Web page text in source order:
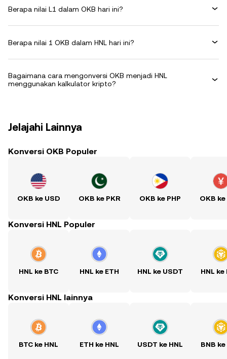
Berapa nilai L1 dalam OKB hari ini?
Berapa nilai 1 OKB dalam HNL hari ini?
Bagaimana cara mengonversi OKB menjadi HNL
menggunakan kalkulator kripto?
Jelajahi Lainnya
Konversi OKB Populer
OKB ke USD OKB ke PKR OKB ke PHP OKB ke
Konversi HNL Populer
HNL ke BTC HNL ke ETH HNL ke USDT HNL ke
Konversi HNL lainnya
BTC ke HNL ETH ke HNL USDT ke HNL BNB ke